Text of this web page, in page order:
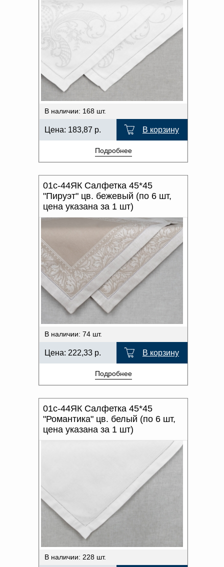
В наличии: 168 шт.
Цена: 183,87 р. В корзину
Подробнее
01с-44ЯК Салфетка 45*45
"Пируэт" цв. бежевый (по 6 шт,
цена указана за 1 шт)
В наличии: 74 шт.
Цена: 222,33 р. В корзину
Подробнее
01с-44ЯК Салфетка 45*45
"Романтика" цв. белый (по 6 шт,
цена указана за 1 шт)
В наличии: 228 шт.